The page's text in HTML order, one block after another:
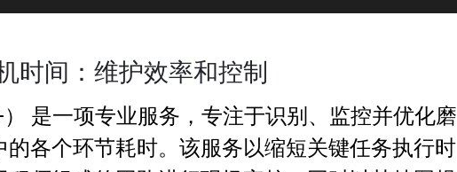
时间：维护效率和控制
是一项专业服务，专注于识别、监控并优化磨
各个环节耗时。该服务以缩短关键任务执行时